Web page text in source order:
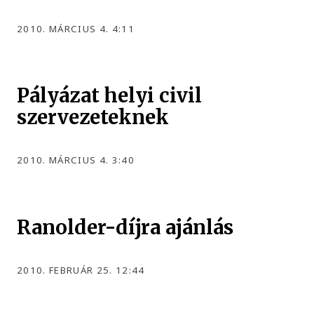
2010. MÁRCIUS 4. 4:11
Pályázat helyi civil
szervezeteknek
2010. MÁRCIUS 4. 3:40
Ranolder-díjra ajánlás
2010. FEBRUÁR 25. 12:44